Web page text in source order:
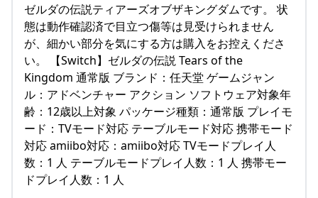
ゼルダの伝説ティアーズオブザキングダムです。 状
態は動作確認済で目立つ傷等は見受けられません
が、細かい部分を気にする方は購入をお控えくださ
い。 【Switch】ゼルダの伝説 Tears of the
Kingdom 通常版 ブランド：任天堂 ゲームジャン
ル：アドベンチャー アクション ソフトウェア対象年
齢：12歳以上対象 パッケージ種類：通常版 プレイモ
ード：TVモード対応 テーブルモード対応 携帯モード
対応 amiibo対応：amiibo対応 TVモードプレイ人
数：1 人 テーブルモードプレイ人数：1 人 携帯モー
ドプレイ人数：1 人